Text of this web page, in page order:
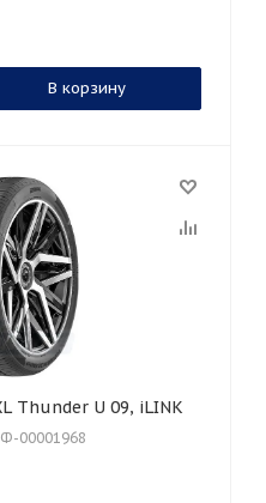
В корзину
XL Thunder U 09, iLINK
00001968